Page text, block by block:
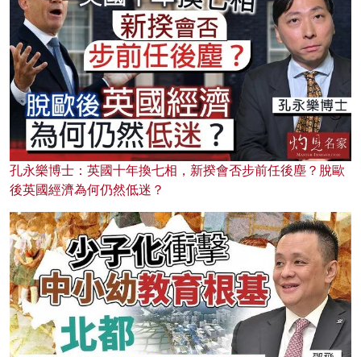
孔永樂博士：英國十年換七相，新揆會否步前任後塵？脫歐
後英國經濟為何仍然低迷？